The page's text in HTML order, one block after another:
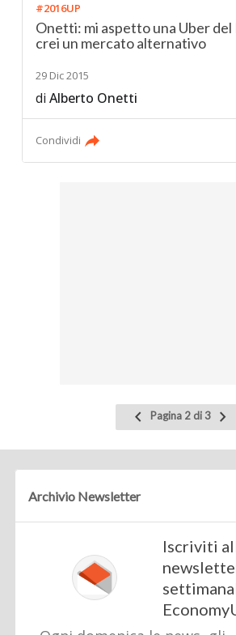
#2016UP
Onetti: mi aspetto una Uber
crei un mercato alternativo
29 Dic 2015
diAlberto Onetti
Condividi
Pagina
precedente
Pagina 2 di 3
Archivio Newsletter
Iscriviti